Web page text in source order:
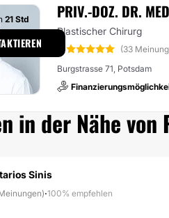
PRIV.-DOZ. DR.
Plastischer Chirurg
(33
Burgstrasse 71, Potsdam
21 Std
in der Nähe von
Sinis
·100% empfehlen